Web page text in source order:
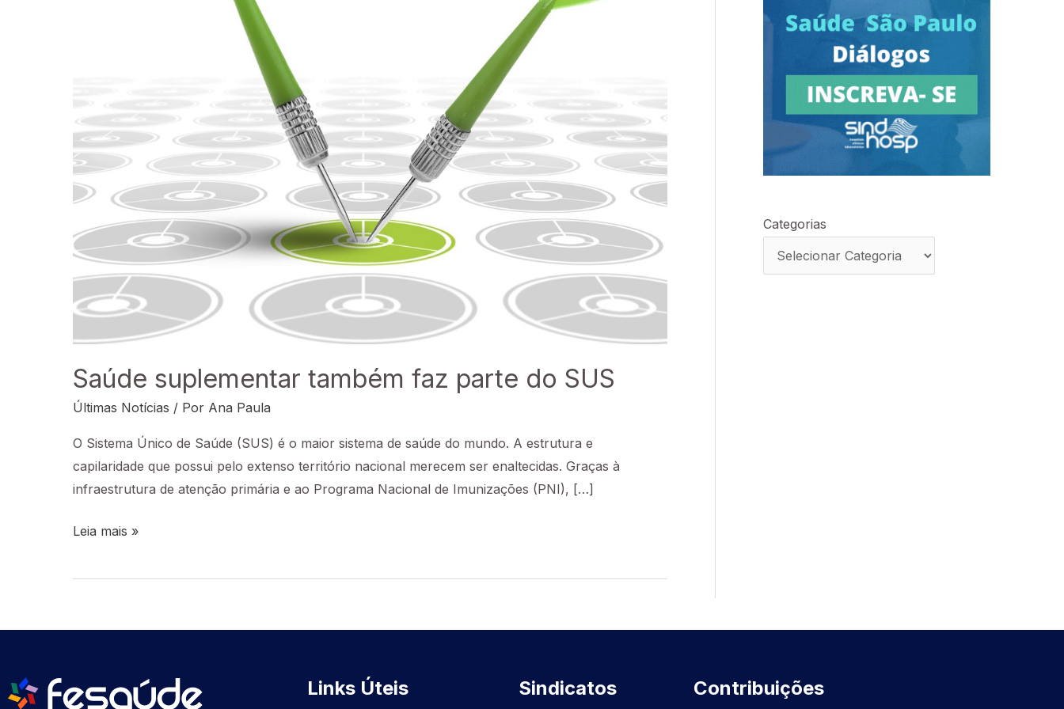
Saúde suplementar também faz parte do SUS
Últimas Notícias / Por Ana Paula
O Sistema Único de Saúde (SUS) é o maior sistema de saúde do mundo. A estrutura e
capilaridade que possui pelo extenso território nacional merecem ser enaltecidas. Graças à
infraestrutura de atenção primária e ao Programa Nacional de Imunizações (PNI), […]
Leia mais »
Categorias
Links Úteis Sindicatos Contribuições